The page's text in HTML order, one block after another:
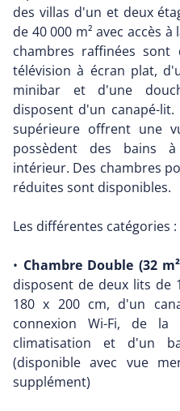
des villas d'un et deux
de 40 000 m² avec accès
chambres raffinées
télévision à écran plat,
minibar et d'une
disposent d'un canapé-
supérieure offrent une
possèdent des bains
intérieur. Des chambres
réduites sont disponibles.
Les différentes catégories :
• Chambre Double (32
disposent de deux lits de
180 x 200 cm, d'un
connexion Wi-Fi, de la
climatisation et d'un
(disponible avec vue
supplément)